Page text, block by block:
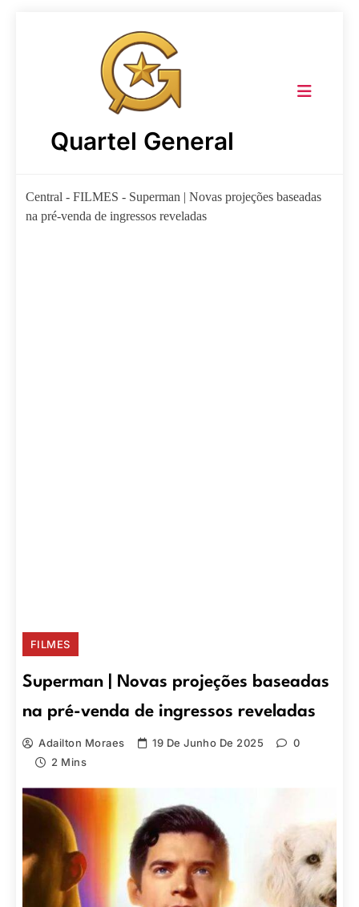
Quartel General
Central - FILMES - Superman | Novas projeções baseadas
na pré-venda de ingressos reveladas
FILMES
Superman | Novas projeções baseadas
na pré-venda de ingressos reveladas
Adailton Moraes 19 De Junho De 2025
0
2 Mins